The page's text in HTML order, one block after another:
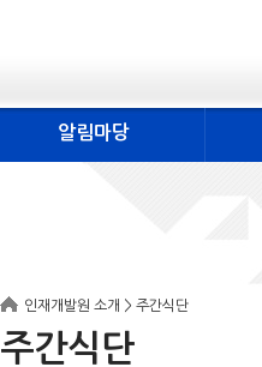
알림마당
인재개발원 소개 > 주간식단
주간식단